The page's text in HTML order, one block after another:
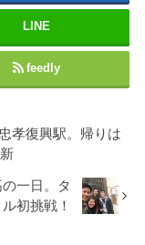
LINE
feedly
孝復興駅。帰りは
一日。タ
初挑戦！